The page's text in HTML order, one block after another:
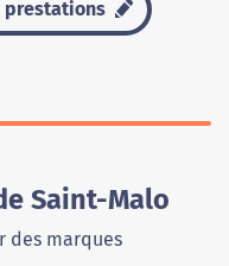
Saint-Malo
des marques